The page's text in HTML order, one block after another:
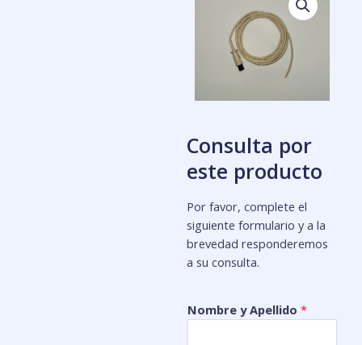
Consulta por
este producto
Por favor, complete el
siguiente formulario y a la
brevedad responderemos
a su consulta.
Nombre y Apellido*